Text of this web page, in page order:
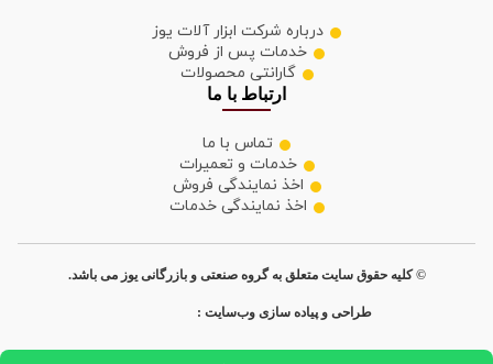
درباره شرکت ابزار آلات یوز
خدمات پس از فروش
گارانتی محصولات
ارتباط با ما
تماس با ما
خدمات و تعمیرات
اخذ نمایندگی فروش
اخذ نمایندگی خدمات
© کلیه حقوق سایت متعلق به گروه صنعتی و بازرگانی یوز می باشد.
طراحی و پیاده سازی وب‌سایت :